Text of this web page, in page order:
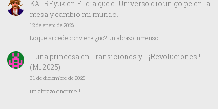
KATREyuk en El día que el Universo dio un golpe en la
mesa y cambió mi mundo.
12 de enero de 2026
Lo que sucede conviene ¿no? Un abrazo inmenso
… una princesaen Transiciones y… ¡¡Revoluciones!!
(Mi 2025)
31 de diciembre de 2025
un abrazo enorme!!!